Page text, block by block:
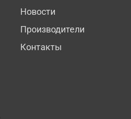
Новости
Производители
Контакты